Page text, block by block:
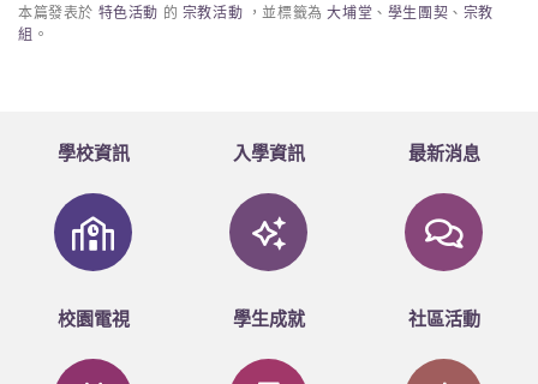
本篇發表於 特色活動 的 宗教活動 ，並標籤為大埔堂 、 學生團契 、 宗教
組 。
學校資訊 入學資訊 最新消息
校園電視 學生成就 社區活動